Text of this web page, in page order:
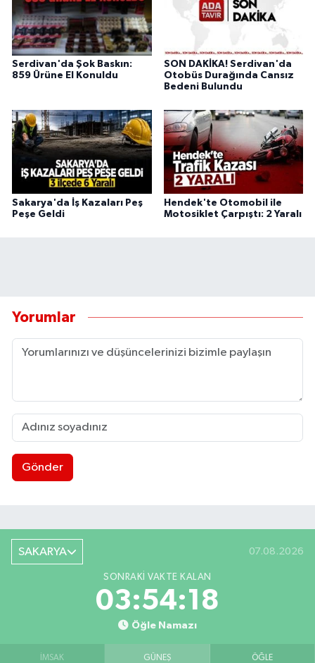
Serdivan'da Şok Baskın:
859 Ürüne El Konuldu
SON DAKİKA! Serdivan'da
Otobüs Durağında Cansız
Bedeni Bulundu
Sakarya'da İş Kazaları Peş
Peşe Geldi
Hendek'te Otomobil ile
Motosiklet Çarpıştı: 2 Yaralı
Yorumlar
Gönder
SAKARYA 07.08.2026
SONRAKI VAKTE KALAN
03:54:17
Öğle Namazı
İMSAK GÜNEŞ ÖĞLE